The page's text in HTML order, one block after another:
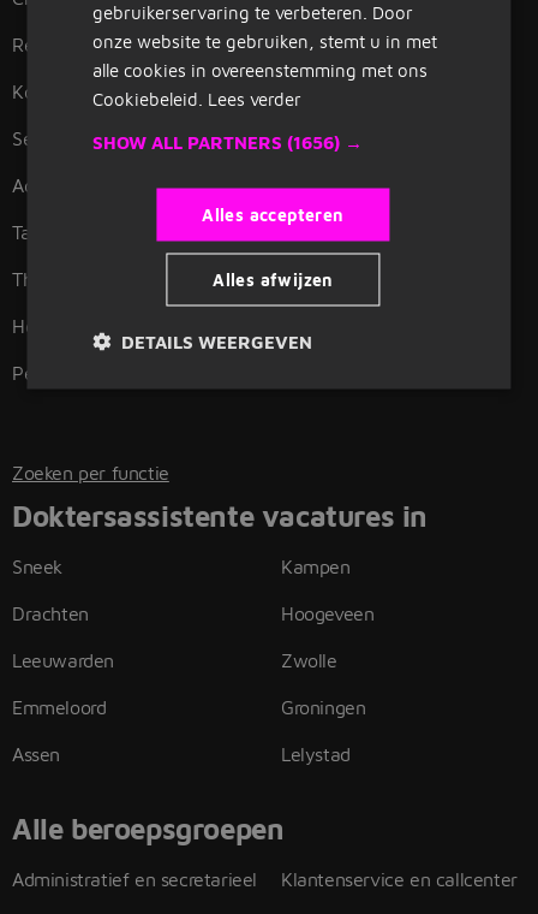
Receptioniste
Koerier
Secretaresse
Administratief medewerker
Tandartsassistente
Thuiszorg
Helpende
Pedagogisch medewerker
Kapper
Baliemedewerker
Verkoopmedewerker
Huishoudelijke hulp
Productiemedewerker
Telefoniste
Zoeken per functie
Doktersassistente vacatures in
Sneek
Drachten
Leeuwarden
Emmeloord
Assen
Kampen
Hoogeveen
Zwolle
Groningen
Lelystad
Alle beroepsgroepen
Administratief en secretarieel Klantenservice en callcenter
gebruikerservaring te verbeteren. Door
onze website te gebruiken, stemt u in met
alle cookies in overeenstemming met ons
Cookiebeleid. Lees verder
SHOW ALL PARTNERS (1656) →
Alles accepteren
Alles afwijzen
DETAILS WEERGEVEN